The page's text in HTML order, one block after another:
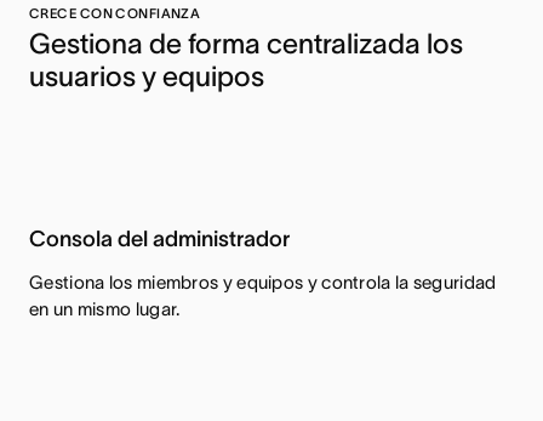
CRECE CON CONFIANZA
Gestiona de forma centralizada los
usuarios y equipos
Consola del administrador
Gestiona los miembros y equipos y controla la seguridad
en un mismo lugar.